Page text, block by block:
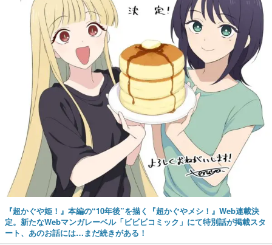
『超かぐや姫！』本編の“10年後”を描く『超かぐやメシ！』Web連載決
定。新たなWebマンガレーベル「ビビビコミック」にて特別話が掲載スタ
ート、あのお話には…まだ続きがある！